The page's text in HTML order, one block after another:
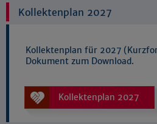
Kollektenplan 2027
Kollektenplan für 2027
Dokument zum Download.
Kollektenplan 2027